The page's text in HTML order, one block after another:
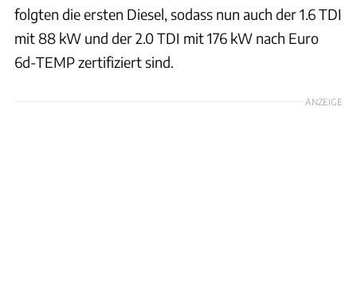
folgten die ersten Diesel, sodass nun auch der 1.6 TDI
mit 88 kW und der 2.0 TDI mit 176 kW nach Euro
6d-TEMP zertifiziert sind.
ANZEIGE